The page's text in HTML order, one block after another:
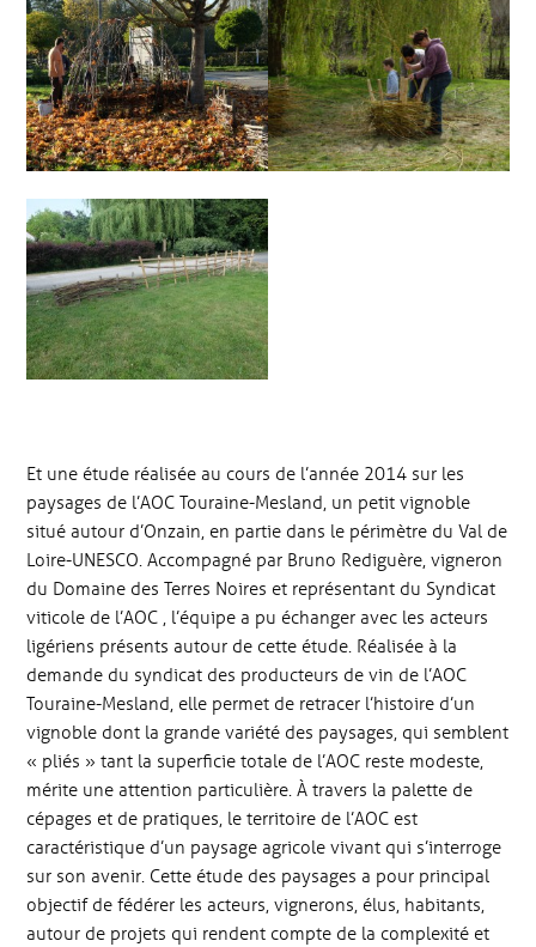
Et une étude réalisée au cours de l’année 2014 sur les
paysages de l’AOC Touraine-Mesland, un petit vignoble
situé autour d’Onzain, en partie dans le périmètre du Val de
Loire-UNESCO. Accompagné par Bruno Rediguère, vigneron
du Domaine des Terres Noires et représentant du Syndicat
viticole de l’AOC , l’équipe a pu échanger avec les acteurs
ligériens présents autour de cette étude. Réalisée à la
demande du syndicat des producteurs de vin de l’AOC
Touraine-Mesland, elle permet de retracer l’histoire d’un
vignoble dont la grande variété des paysages, qui semblent
« pliés » tant la superficie totale de l’AOC reste modeste,
mérite une attention particulière. À travers la palette de
cépages et de pratiques, le territoire de l’AOC est
caractéristique d’un paysage agricole vivant qui s’interroge
sur son avenir. Cette étude des paysages a pour principal
objectif de fédérer les acteurs, vignerons, élus, habitants,
autour de projets qui rendent compte de la complexité et